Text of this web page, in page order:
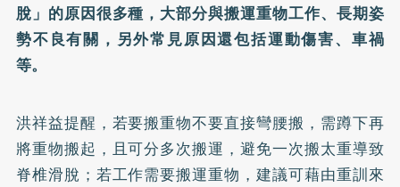
脫」的原因很多種，大部分與搬運重物工作、長期姿
勢不良有關，另外常見原因還包括運動傷害、車禍
等。
洪祥益提醒，若要搬重物不要直接彎腰搬，需蹲下再
將重物搬起，且可分多次搬運，避免一次搬太重導致
脊椎滑脫；若工作需要搬運重物，建議可藉由重訓來